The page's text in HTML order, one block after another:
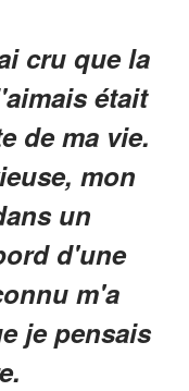
cru que la
était
de ma vie.
mon
un
d'une
m'a
je pensais